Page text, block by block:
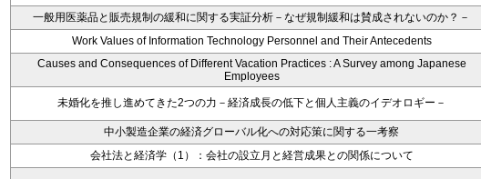
一般用医薬品と販売規制の緩和に関する実証分析－なぜ規制緩和は賛成されないのか？－
Work Values of Information Technology Personnel and Their Antecedents
Causes and Consequences of Different Vacation Practices : A Survey among Japanese
Employees
未婚化を推し進めてきた2つの力－経済成長の低下と個人主義のイデオロギー－
中小製造企業の経済グローバル化への対応策に関する一考察
会社法と経済学（1）：会社の設立月と経営成果との関係について